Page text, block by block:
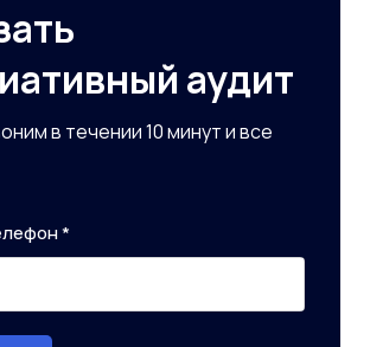
аудит
в течении 10 минут и все
*